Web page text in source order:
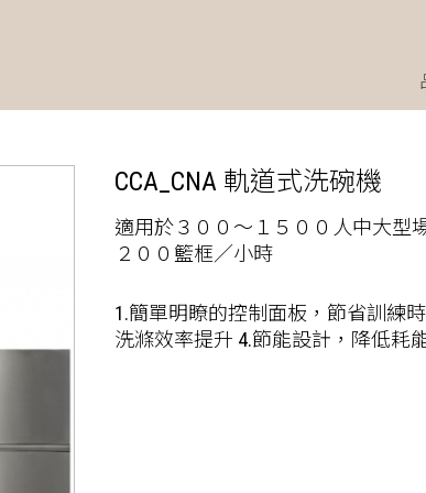
CCA_CNA 軌道式洗碗機
適用於３００～１５００人中大型
２００籃框／小時
1.簡單明瞭的控制面板，節省訓練
洗滌效率提升 4.節能設計，降低耗